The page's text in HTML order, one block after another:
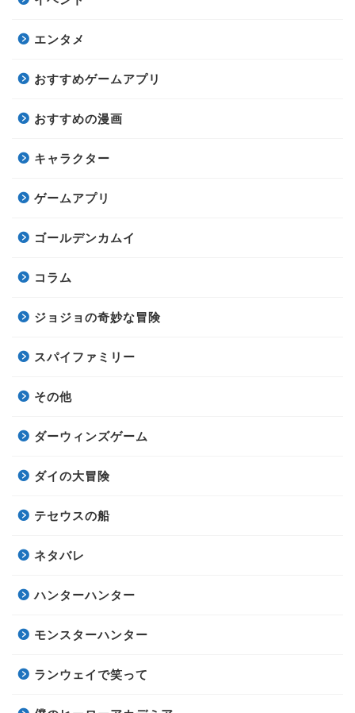
エンタメ
おすすめゲームアプリ
おすすめの漫画
キャラクター
ゲームアプリ
ゴールデンカムイ
コラム
ジョジョの奇妙な冒険
スパイファミリー
その他
ダーウィンズゲーム
ダイの大冒険
テセウスの船
ネタバレ
ハンターハンター
モンスターハンター
ランウェイで笑って